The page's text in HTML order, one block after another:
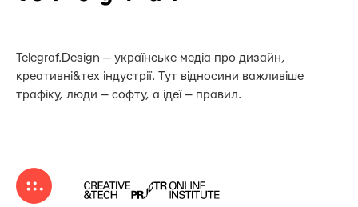
Telegraf.Design — українське медіа про дизайн,
креативні&тех індустрії. Тут відносини важливіше
трафіку, люди — софту, а ідеї — правил.